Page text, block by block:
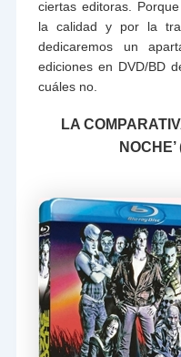
ciertas editoras.
la calidad y por la
dedicaremos un
ediciones en DVD/BD
cuáles no.
LA